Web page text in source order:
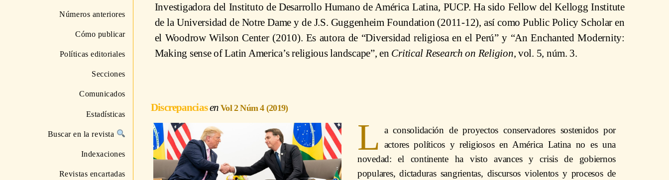
Números anteriores
Cómo publicar
Políticas editoriales
Secciones
Comunicados
Estadísticas
Buscar en la revista
Indexaciones
Revistas encartadas
Investigadora del Instituto de Desarrollo Humano de América Latina, PUCP. Ha sido Fellow del Kellogg Institute
de la Universidad de Notre Dame y de J.S. Guggenheim Foundation (2011-12), así como Public Policy Scholar en
el Woodrow Wilson Center (2010). Es autora de “Diversidad religiosa en el Perú” y “An Enchanted Modernity:
Making sense of Latin America’s religious landscape”, en Critical Research on Religion , vol. 5, núm. 3.
Discrepancias Vol 2 Núm 4 (2019)
L a consolidación de proyectos conservadores sostenidos por
actores políticos y religiosos en América Latina no es una
novedad: el continente ha visto avances y crisis de gobiernos
populares, dictaduras sangrientas, discursos violentos y procesos de